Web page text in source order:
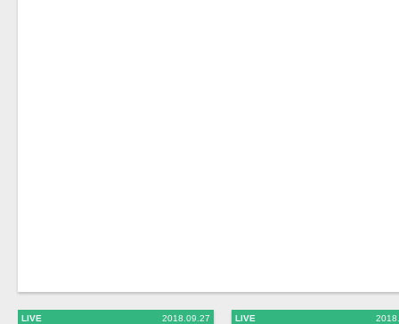
LIVE 2018.09.27 LIVE